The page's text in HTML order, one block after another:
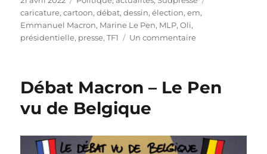
le
caricature,cartoon,débat,dessin,élection,em,
Emmanuel Macron, Marine Le Pen, MLP,Oli,
présidentielle, presse,TF1 Un commentairesur
couteaux
Débat Macron – Le Pen
vu de Belgique